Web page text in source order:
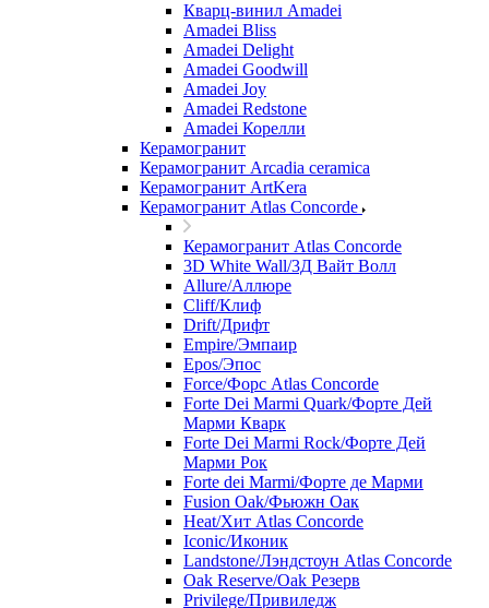
Кварц-винил Amadei
Amadei Bliss
Amadei Delight
Amadei Goodwill
Amadei Joy
Amadei Redstone
Amadei Корелли
Керамогранит
Керамогранит Arcadia ceramica
Керамогранит ArtKera
Керамогранит Atlas Concorde
Керамогранит Atlas Concorde
3D White Wall/3Д Вайт Волл
Allure/Аллюрe
Cliff/Клиф
Drift/Дрифт
Empire/Эмпаир
Epos/Эпос
Force/Фoрс Atlas Concorde
Forte Dei Marmi Quark/Форте Дей
Марми Кварк
Forte Dei Marmi Rock/Форте Дей
Марми Рок
Forte dei Marmi/Форте де Марми
Fusion Oak/Фьюжн Оак
Heat/Xит Atlas Concorde
Iconic/Иконик
Landstone/Лэндстоун Atlas Concorde
Oak Reserve/Оak Резepв
Privilege/Привиледж